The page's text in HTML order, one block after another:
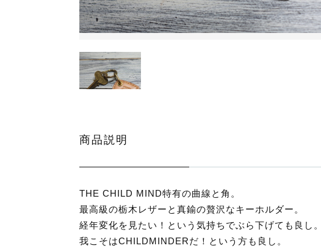
商品説明
THE CHILD MIND特有の曲線と角。
最高級の栃木レザーと真鍮の贅沢なキーホルダー。
経年変化を見たい！という気持ちでぶら下げても良し
我こそはCHILDMINDERだ！という方も良し。
ショッピングを続ける カートを確認